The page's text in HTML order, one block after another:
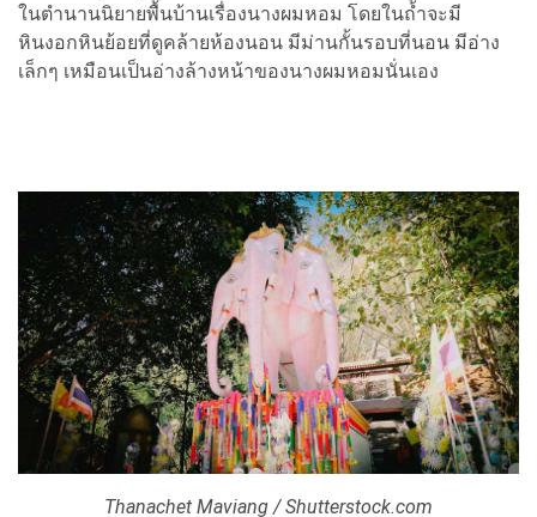
ในตำนานนิยายพื้นบ้านเรื่องนางผมหอม โดยในถ้ำจะมี
หินงอกหินย้อยที่ดูคล้ายห้องนอน มีม่านกั้นรอบที่นอน มีอ่าง
เล็กๆ เหมือนเป็นอ่างล้างหน้าของนางผมหอมนั่นเอง
Thanachet Maviang / Shutterstock.com